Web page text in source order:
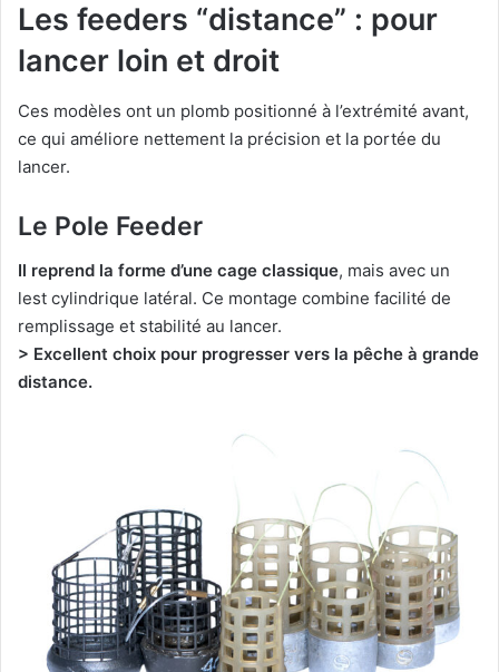
Les feeders “distance” : pour
lancer loin et droit
Ces modèles ont un plomb positionné à l’extrémité avant,
ce qui améliore nettement la précision et la portée du
lancer.
Le Pole Feeder
Il reprend la forme d’une cage classique, mais avec un
lest cylindrique latéral. Ce montage combine facilité de
remplissage et stabilité au lancer.
> Excellent choix pour progresser vers la pêche à grande
distance.